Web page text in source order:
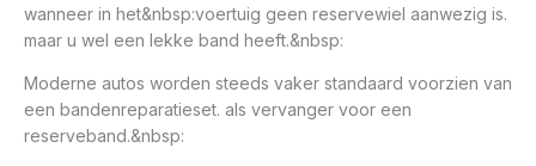
wanneer in het&nbsp:voertuig geen reservewiel aanwezig is.
maar u wel een lekke band heeft.&nbsp:
Moderne autos worden steeds vaker standaard voorzien van
een bandenreparatieset. als vervanger voor een
reserveband.&nbsp: